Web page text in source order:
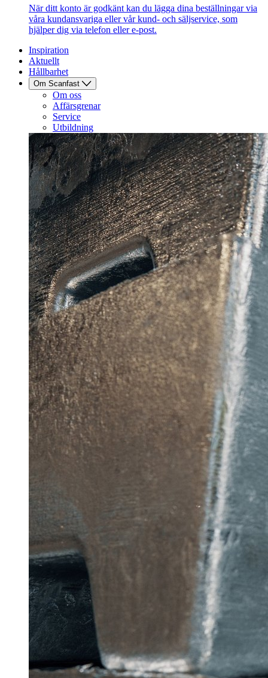
När ditt konto är godkänt kan du lägga dina beställningar via
våra kundansvariga eller vår kund- och säljservice, som
hjälper dig via telefon eller e-post.
Inspiration
Aktuellt
Hållbarhet
Om Scanfast
Om oss
Affärsgrenar
Service
Utbildning